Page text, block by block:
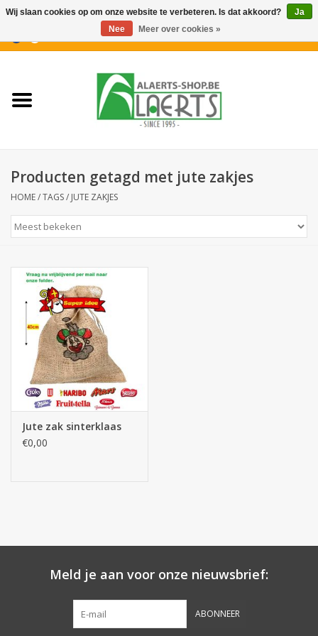
Nieuwigheden
Confiserie
Dranken
Aperitiefkoekjes
Botanicals
Snoeppot-Snoep
Kassarollen
Koffiemachines
Kantoorbenodigdheden
Producten getagd met jute zakjes
HOME/TAGS/ JUTE ZAKJES
Jute zak sinterklaas
€0,00
Meld je aan voor onze nieuwsbrief:
ABONNEER
Wij slaan cookies op om onze website te verbeteren. Is dat akkoord?
Ja
Nee
Meer over cookies »